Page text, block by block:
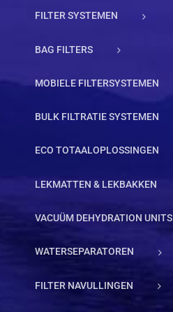
FILTER SYSTEMEN
BAG FILTERS
MOBIELE FILTERSYSTEMEN
BULK FILTRATIE SYSTEMEN
ECO TOTAALOPLOSSINGEN
LEKMATTEN & LEKBAKKEN
VACUÜM DEHYDRATION UNITS
WATERSEPARATOREN
FILTER NAVULLINGEN